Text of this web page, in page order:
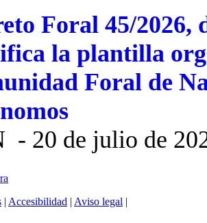
Foral 45/2026,
la plantilla
Foral de
- 20 de julio de
| Accesibilidad | Aviso legal |